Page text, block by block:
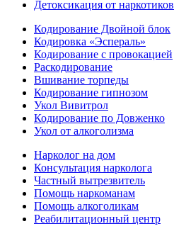
Детоксикация от наркотиков
Кодирование Двойной блок
Кодировка «Эспераль»
Кодирование с провокацией
Раскодирование
Вшивание торпеды
Кодирование гипнозом
Укол Вивитрол
Кодирование по Довженко
Укол от алкоголизма
Нарколог на дом
Консультация нарколога
Частный вытрезвитель
Помощь наркоманам
Помощь алкоголикам
Реабилитационный центр